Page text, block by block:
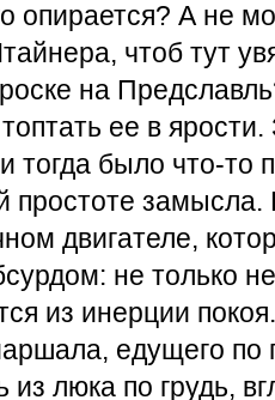
опирается? А не
чтоб тут
на
ее в
тогда было что-то
простоте замысла.
двигателе,
не только
из инерции
едущего по
из люка по грудь,